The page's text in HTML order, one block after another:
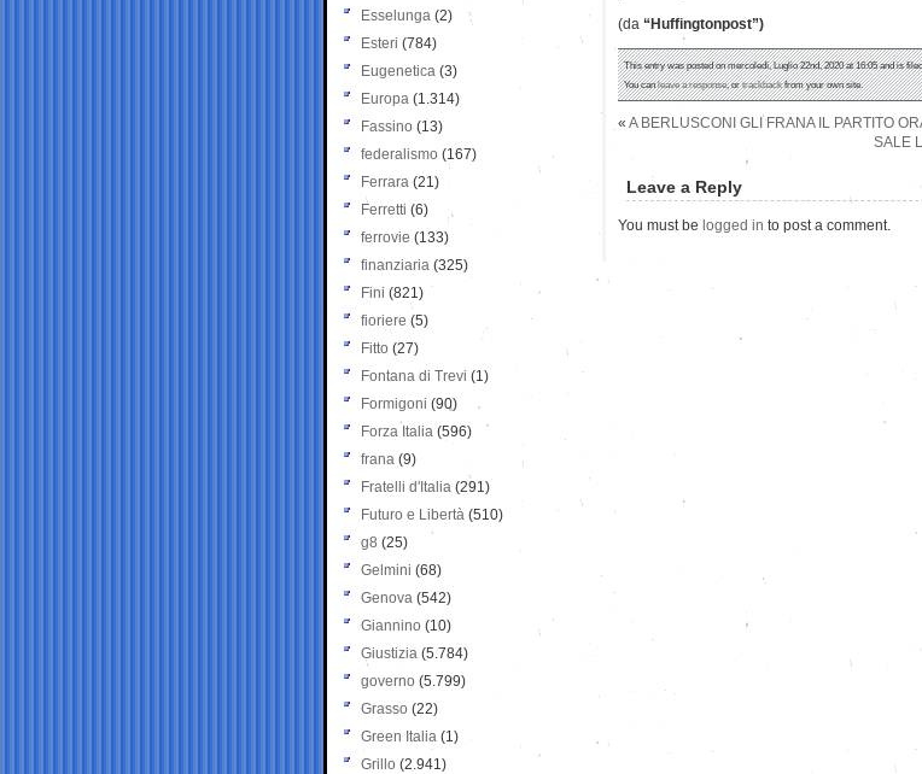
(da “Huffingtonpost”)
This entry was posted on mercoledì, Luglio 22nd, 2020 at 16:05 and is
You canleave a response, ortrackbackfrom your own site.
« A BERLUSCONI GLI FRANA IL PARTITO
SALE
Leave a Reply
You must be logged in to post a comment.
Esselunga (2)
Esteri (784)
Eugenetica (3)
Europa (1.314)
Fassino (13)
federalismo (167)
Ferrara (21)
Ferretti (6)
ferrovie (133)
finanziaria (325)
Fini (821)
fioriere (5)
Fitto (27)
Fontana di Trevi (1)
Formigoni (90)
Forza Italia (596)
frana (9)
Fratelli d'Italia (291)
Futuro e Libertà (510)
g8 (25)
Gelmini (68)
Genova (542)
Giannino (10)
Giustizia (5.784)
governo (5.799)
Grasso (22)
Green Italia (1)
Grillo (2.941)